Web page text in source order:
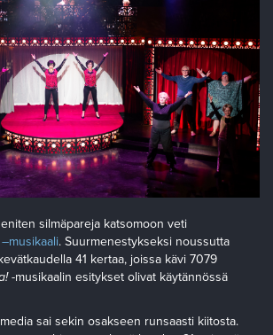
silmäpareja katsomoon veti
musikaali. Suurmenestykseksi noussutta
41 kertaa, joissa kävi 7079
-musikaalin esitykset olivat käytännössä
sai sekin osakseen runsaasti kiitosta.